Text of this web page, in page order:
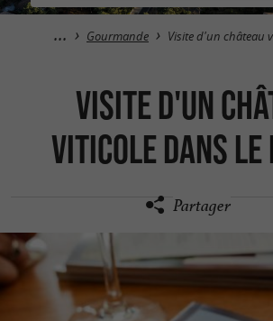
Gourmande Visite d'un château
Visite d'un
viticole dans le
Partager